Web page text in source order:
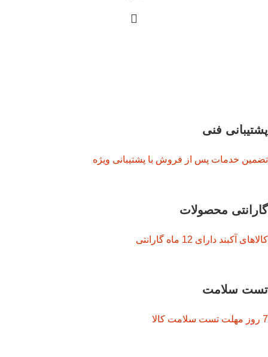
پشتیبانی فنی
تضمین خدمات پس از فروش با پشتیبانی ویژه
گارانتی محصولات
کالاهای آکبند دارای 12 ماه گارانتی
تست سلامت
7 روز مهلت تست سلامت کالا